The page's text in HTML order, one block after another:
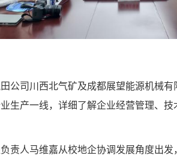
公司川西北气矿及成都展望能源机械
生产一线，详细了解企业经营管理、
责人马维嘉从校地企协调发展角度出